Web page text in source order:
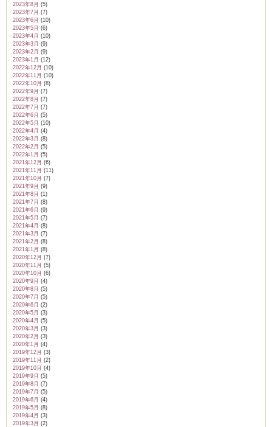
2023年8月 (5)
2023年7月 (7)
2023年6月 (10)
2023年5月 (6)
2023年4月 (10)
2023年3月 (9)
2023年2月 (9)
2023年1月 (12)
2022年12月 (10)
2022年11月 (10)
2022年10月 (8)
2022年9月 (7)
2022年8月 (7)
2022年7月 (7)
2022年6月 (5)
2022年5月 (10)
2022年4月 (4)
2022年3月 (8)
2022年2月 (5)
2022年1月 (5)
2021年12月 (6)
2021年11月 (11)
2021年10月 (7)
2021年9月 (9)
2021年8月 (1)
2021年7月 (8)
2021年6月 (9)
2021年5月 (7)
2021年4月 (8)
2021年3月 (7)
2021年2月 (8)
2021年1月 (8)
2020年12月 (7)
2020年11月 (5)
2020年10月 (6)
2020年9月 (4)
2020年8月 (5)
2020年7月 (5)
2020年6月 (2)
2020年5月 (3)
2020年4月 (5)
2020年3月 (3)
2020年2月 (3)
2020年1月 (4)
2019年12月 (3)
2019年11月 (2)
2019年10月 (4)
2019年9月 (5)
2019年8月 (7)
2019年7月 (5)
2019年6月 (4)
2019年5月 (8)
2019年4月 (3)
2019年3月 (2)